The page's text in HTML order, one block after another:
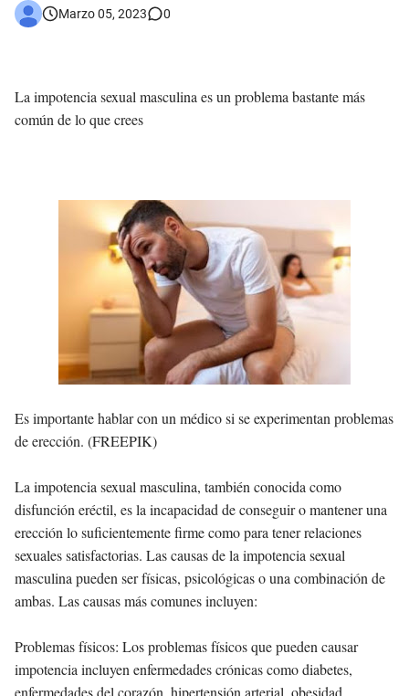
Marzo 05, 2023 0
La impotencia sexual masculina es un problema bastante más
común de lo que crees
Es importante hablar con un médico si se experimentan problemas
de erección. (FREEPIK)
La impotencia sexual masculina, también conocida como
disfunción eréctil, es la incapacidad de conseguir o mantener una
erección lo suficientemente firme como para tener relaciones
sexuales satisfactorias. Las causas de la impotencia sexual
masculina pueden ser físicas, psicológicas o una combinación de
ambas. Las causas más comunes incluyen:
Problemas físicos: Los problemas físicos que pueden causar
impotencia incluyen enfermedades crónicas como diabetes,
enfermedades del corazón, hipertensión arterial, obesidad,